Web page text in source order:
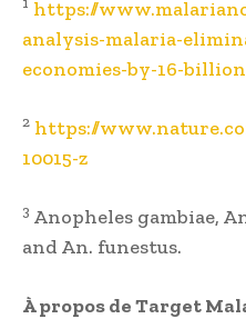
https://
analysis-malaria-
economies-by-16-
2 https://
10015-z
3 Anopheles gambiae,
and An. funestus.
À propos de Target